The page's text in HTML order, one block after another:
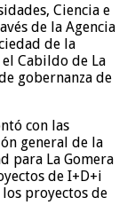
Ciencia e
de la Agencia
de la
Cabildo de La
gobernanza de
con las
general de la
para La Gomera
de I+D+i
los proyectos de